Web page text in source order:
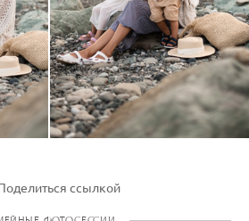
ссылкой